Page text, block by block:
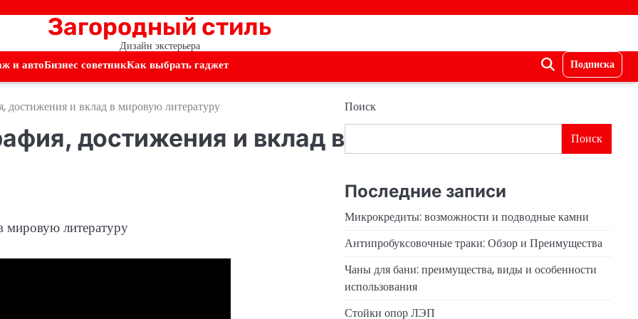
Загородный стиль
Дизайн экстерьера
и автоБизнес советникКак выбрать гаджет Подписка
и вклад в мировую литературу
достижения и вклад в
Поиск
Поиск
Последние записи
Микрокредиты: возможности и подводные камни
Антипробуксовочные траки: Обзор и Преимущества
Чаны для бани: преимущества, виды и особенности
использования
Стойки опор ЛЭП